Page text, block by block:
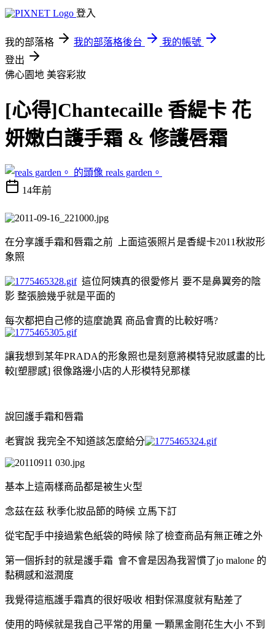
登入
我的部落格 我的部落格後台
我的帳號
登出
佛心園地 美容彩妝
[心得]Chantecaille 香緹卡 花
妍嫩白護手霜 & 修護唇霜
reals garden。
14年前
在分享護手霜和唇霜之前 上面這張照片是香緹卡2011秋妝形
象照
這位阿姨真的很愛修片 要不是鼻翼旁的陰
影 整張臉幾乎就是平面的
每次都把自己修的這麼詭異 商品會賣的比較好嗎?
讓我想到某年PRADA的形象照也是刻意將模特兒妝感畫的比
較[塑膠感] 很像路邊小店的人形模特兒那樣
說回護手霜和唇霜
老實說 我完全不知道該怎麼給分
基本上這兩樣商品都是被生火型
念茲在茲 秋季化妝品節的時候 立馬下訂
從宅配手中接過紫色紙袋的時候 除了檢查商品有無正確之外
第一個拆封的就是護手霜 會不會是因為我習慣了jo malone 的
黏稠感和滋潤度
我覺得這瓶護手霜真的很好吸收 相對保濕度就有點差了
使用的時候就是我自己平常的用量 一顆黑金剛花生大小 不到